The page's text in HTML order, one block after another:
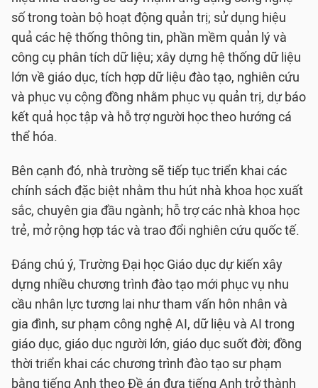
số trong toàn bộ hoạt động quản trị; sử dụng hiệu
quả các hệ thống thông tin, phần mềm quản lý và
công cụ phân tích dữ liệu; xây dựng hệ thống dữ liệu
lớn về giáo dục, tích hợp dữ liệu đào tạo, nghiên cứu
và phục vụ cộng đồng nhằm phục vụ quản trị, dự báo
kết quả học tập và hỗ trợ người học theo hướng cá
thể hóa.
Bên cạnh đó, nhà trường sẽ tiếp tục triển khai các
chính sách đặc biệt nhằm thu hút nhà khoa học xuất
sắc, chuyên gia đầu ngành; hỗ trợ các nhà khoa học
trẻ, mở rộng hợp tác và trao đổi nghiên cứu quốc tế.
Đáng chú ý, Trường Đại học Giáo dục dự kiến xây
dựng nhiều chương trình đào tạo mới phục vụ nhu
cầu nhân lực tương lai như tham vấn hôn nhân và
gia đình, sư phạm công nghệ AI, dữ liệu và AI trong
giáo dục, giáo dục người lớn, giáo dục suốt đời; đồng
thời triển khai các chương trình đào tạo sư phạm
bằng tiếng Anh theo Đề án đưa tiếng Anh trở thành